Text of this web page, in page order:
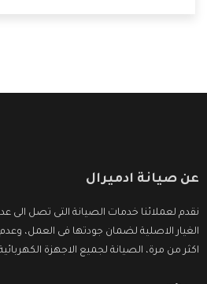
عن صيانة ادميرال
نقدم لعملائنا خدمات الصيانة التى تصل
الغيار الاصلية لضمان جودتها فى العمل،
اكثر من مرة، الصيانة لجميع الاجهزة